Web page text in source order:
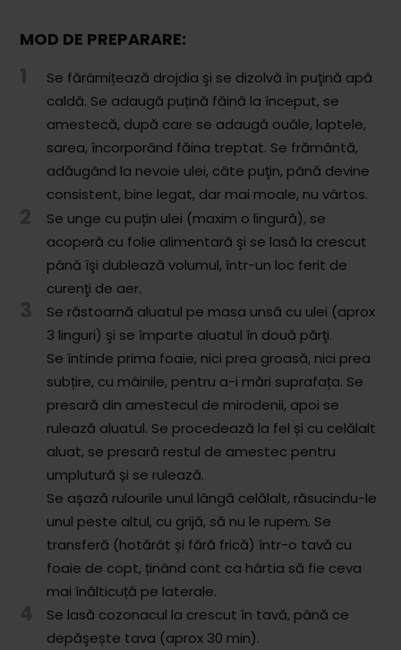
MOD DE PREPARARE:
Se fărâmițează drojdia şi se dizolvă în puţină apă
caldă. Se adaugă puțină făină la început, se
amestecă, după care se adaugă ouăle, laptele,
sarea, încorporând făina treptat. Se frământă,
adăugând la nevoie ulei, câte puţin, până devine
consistent, bine legat, dar mai moale, nu vârtos.
Se unge cu puțin ulei (maxim o lingură), se
acoperă cu folie alimentară şi se lasă la crescut
până îşi dublează volumul, într-un loc ferit de
curenţi de aer.
Se răstoarnă aluatul pe masa unsă cu ulei (aprox
3 linguri) şi se împarte aluatul în două părţi.
Se întinde prima foaie, nici prea groasă, nici prea
subțire, cu mâinile, pentru a-i mări suprafața. Se
presară din amestecul de mirodenii, apoi se
rulează aluatul. Se procedează la fel și cu celălalt
aluat, se presară restul de amestec pentru
umplutură și se rulează.
Se așază rulourile unul lângă celălalt, răsucindu-le
unul peste altul, cu grijă, să nu le rupem. Se
transferă (hotărât și fără frică) într-o tavă cu
foaie de copt, ținând cont ca hârtia să fie ceva
mai înălticuță pe laterale.
Se lasă cozonacul la crescut în tavă, până ce
depăşește tava (aprox 30 min).